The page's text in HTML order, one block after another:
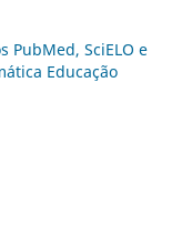
PubMed, SciELO e
Educação